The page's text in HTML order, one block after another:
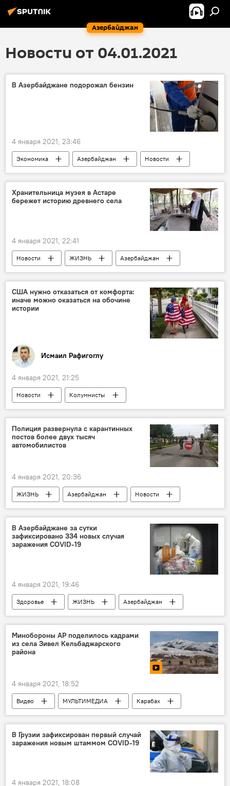
Азербайджан
Новости от 04.01.2021
В Азербайджане подорожал бензин
4 января 2021, 23:46
Экономика Азербайджан Новости
Хранительница музея в Астаре
бережет историю древнего села
4 января 2021, 22:41
Новости ЖИЗНЬ
Азербайджан
Астара
история музей
США нужно отказаться от комфорта:
иначе можно оказаться на обочине
истории
Исмаил Рафигоглу
4 января 2021, 21:25
Новости
Колумнисты
Новости мира
Полиция развернула с карантинных
постов более двух тысяч
автомобилистов
4 января 2021, 20:36
ЖИЗНЬ Азербайджан
Новости
полиция
карантин автомобили
В Азербайджане за сутки
зафиксировано 334 новых случая
заражения COVID-19
4 января 2021, 19:46
Здоровье ЖИЗНЬ
Азербайджан
Новости
Минобороны АР поделилось кадрами
из села Зивел Кельбаджарского
района
4 января 2021, 18:52
Видео МУЛЬТИМЕДИА
Карабах
Азербайджан
Новости
Кельбаджарский район
Минобороны АР
В Грузии зафиксирован первый случай
заражения новым штаммом COVID-19
4 января 2021, 18:08